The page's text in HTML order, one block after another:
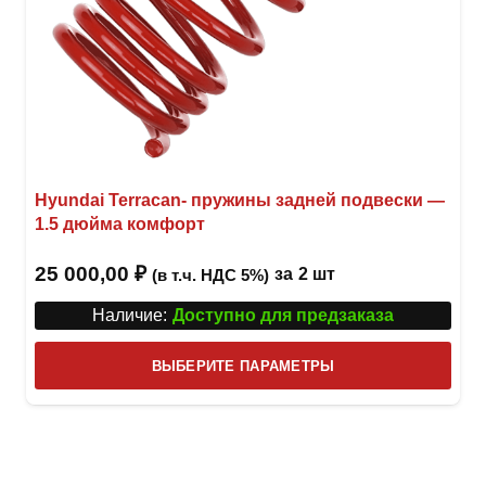
Hyundai Terracan- пружины задней подвески —
1.5 дюйма комфорт
25 000,00 ₽ (в т.ч. НДС 5%) за 2 шт
Наличие: Доступно для предзаказа
ВЫБЕРИТЕ ПАРАМЕТРЫ
товар